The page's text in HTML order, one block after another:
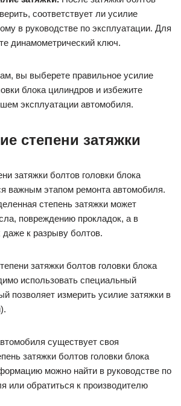
соответствует ли усилие
в руководстве по эксплуатации. Для
динамометрический ключ.
вы выберете правильное усилие
блока цилиндров и избежите
эксплуатации автомобиля.
степени затяжки
затяжки болтов головки блока
важным этапом ремонта автомобиля.
степень затяжки может
повреждению прокладок, а в
даже к разрыву болтов.
затяжки болтов головки блока
использовать специальный
позволяет измерить усилие затяжки в
существует своя
затяжки болтов головки блока
можно найти в руководстве по
или обратиться к производителю